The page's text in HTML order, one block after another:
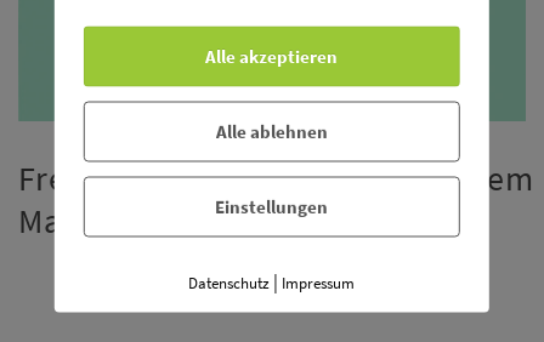
Freitag, 25.09.26 – Musik auf dem
Markt
Alle akzeptieren
Alle ablehnen
Einstellungen
Datenschutz | Impressum